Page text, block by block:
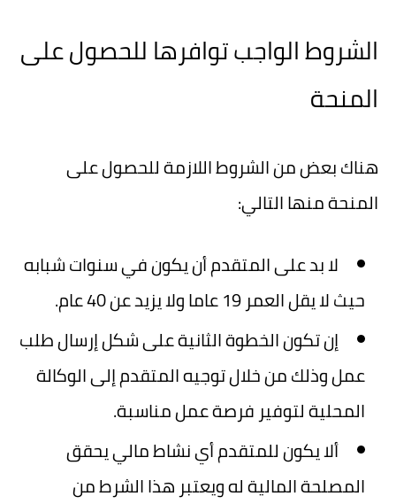
الشروط الواجب توافرها للحصول على
المنحة
هناك بعض من الشروط اللازمة للحصول على
المنحة منها التالي:
لا بد على المتقدم أن يكون في سنوات شبابه
حيث لا يقل العمر 19 عاما ولا يزيد عن 40 عام.
إن تكون الخطوة الثانية على شكل إرسال طلب
عمل وذلك من خلال توجيه المتقدم إلى الوكالة
المحلية لتوفير فرصة عمل مناسبة.
ألا يكون للمتقدم أي نشاط مالي يحقق
المصلحة المالية له ويعتبر هذا الشرط من